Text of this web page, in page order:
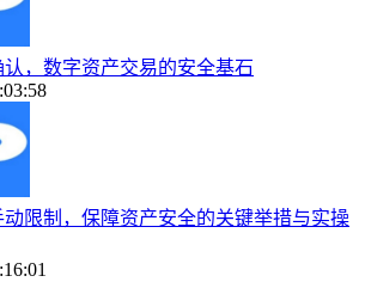
，数字资产交易的安全基石
动限制，保障资产安全的关键举措与实操